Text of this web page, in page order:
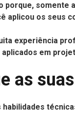
porque, somente
aplicou os seus
experiência
em
as
habilidades